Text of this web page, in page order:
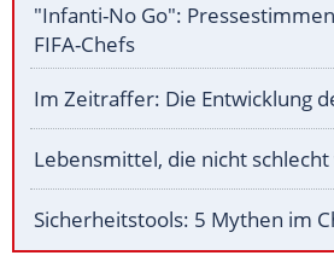
"Infanti-No Go":
FIFA-Chefs
Im Zeitraffer: Die Entwicklung
Lebensmittel, die nicht
Sicherheitstools: 5 Mythen im